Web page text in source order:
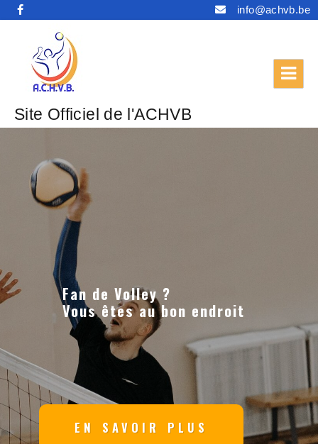
info@achvb.be
Site Officiel de l'ACHVB
Fan de Volley ?
Vous êtes au bon endroit
EN SAVOIR PLUS